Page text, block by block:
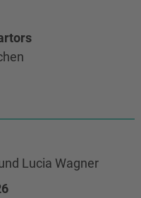
Lucia Wagner